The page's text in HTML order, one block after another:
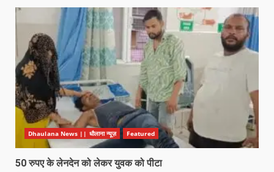
Dhaulana News || धौलाना न्यूज़ Featured
50 रुपए के लेनदेन को लेकर युवक को पीटा